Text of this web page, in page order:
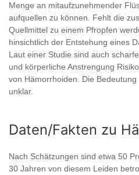
Menge an mitaufzunehmender
aufquellen zu können. Fehlt die
Quellmittel zu einem Pfropfen
hinsichtlich der Entstehung eines
Laut einer Studie sind auch
und körperliche Anstrengung
von Hämorrhoiden. Die
unklar.
Daten/Fakten zu
Nach Schätzungen sind etwa 50
30 Jahren von diesem Leiden